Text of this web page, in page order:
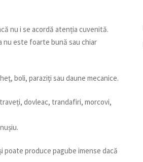
nu i se acordă atenția cuvenită.
nu este foarte bună sau chiar
boli, paraziţi sau daune mecanice.
dovleac, trandafiri, morcovi,
produce pagube imense dacă